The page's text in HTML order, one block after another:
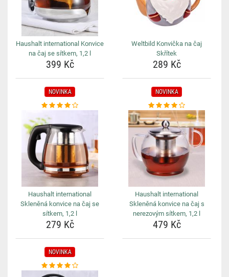
Haushalt international Konvice
na čaj se sítkem, 1,2 l
399 Kč
Weltbild Konvička na čaj
Skřítek
289 Kč
NOVINKA
Haushalt international
Skleněná konvice na čaj se
sítkem, 1,2 l
279 Kč
NOVINKA
Haushalt international
Skleněná konvice na čaj s
nerezovým sítkem, 1,2 l
479 Kč
NOVINKA